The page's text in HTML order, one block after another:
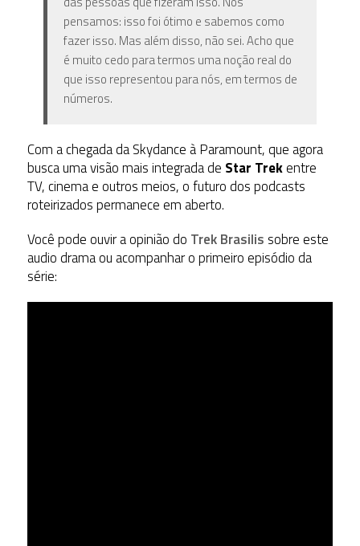
pensamos: isso foi ótimo e sabemos como
fazer isso. Mas além disso, não sei. Acho que
é muito cedo para termos uma noção real do
que isso representou para nós, em termos de
números.
Com a chegada da Skydance à Paramount, que agora
busca uma visão mais integrada de Star Trekentre
TV, cinema e outros meios, o futuro dos podcasts
roteirizados permanece em aberto.
Você pode ouvir a opinião do Trek Brasilis sobre este
audio drama ou acompanhar o primeiro episódio da
série: